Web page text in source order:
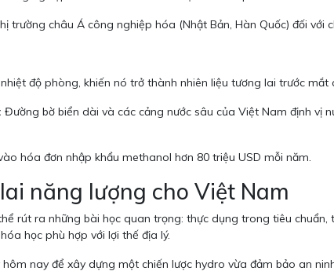
trường châu Á công nghiệp hóa (Nhật Bản, Hàn Quốc) đối với
độ phòng, khiến nó trở thành nhiên liệu tương lai trước
Đường bờ biển dài và các cảng nước sâu của Việt Nam định vị
hóa đơn nhập khẩu methanol hơn 80 triệu USD mỗi năm.
năng lượng cho Việt Nam
rút ra những bài học quan trọng: thực dụng trong tiêu
học phù hợp với lợi thế địa lý.
nay để xây dựng một chiến lược hydro vừa đảm bảo an